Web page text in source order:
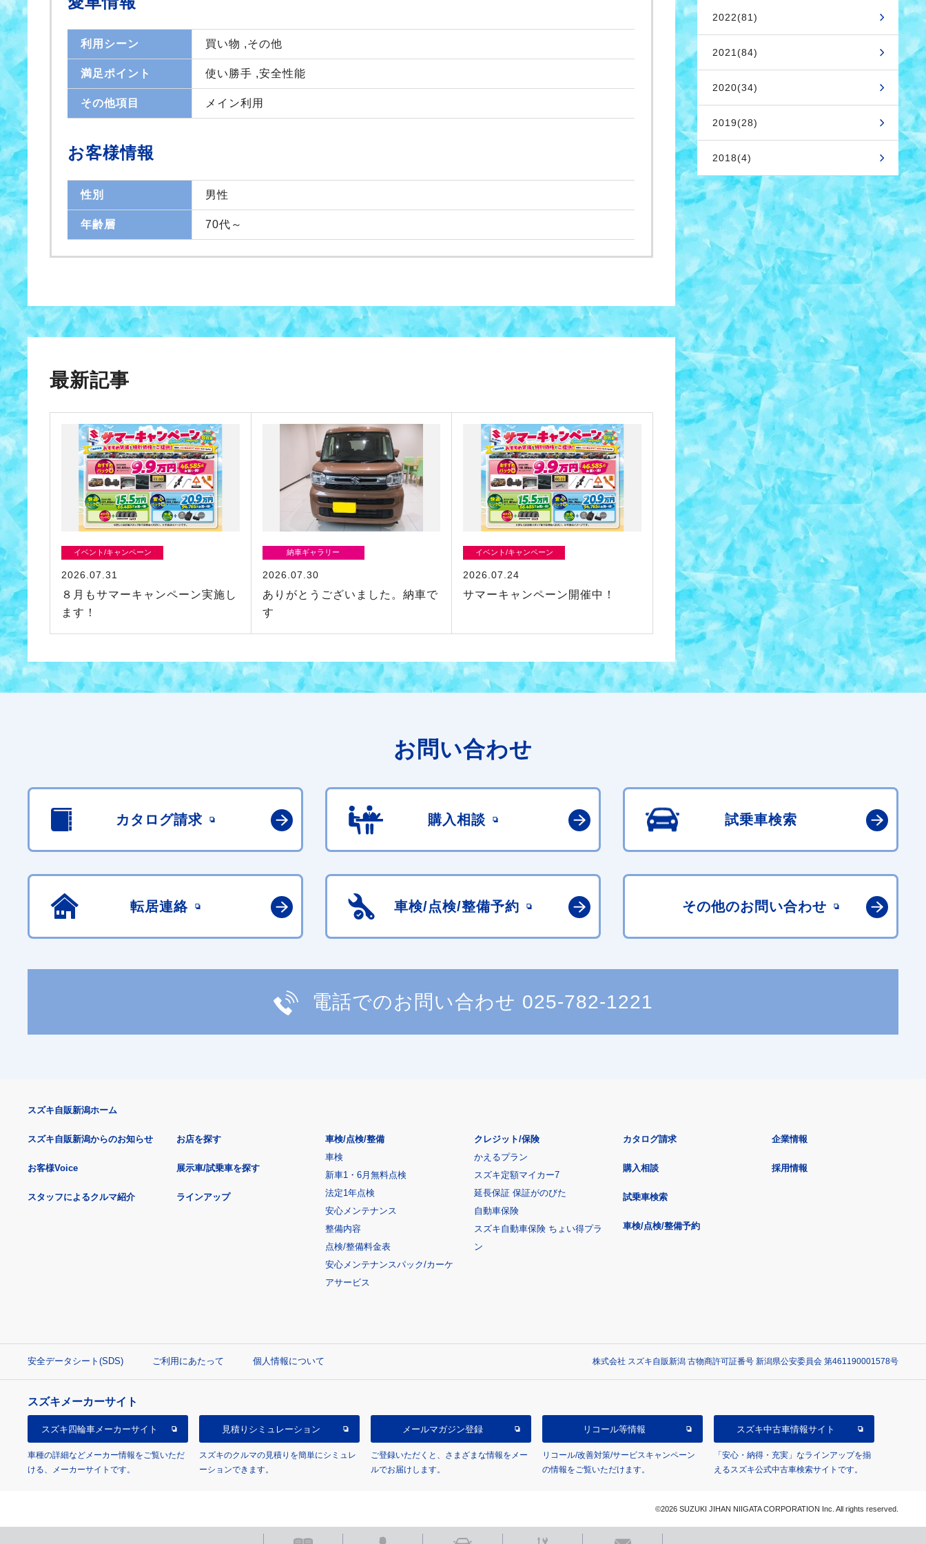
利用シーン 買い物 ,その他
満足ポイント 使い勝手 ,安全性能
その他項目 メイン利用
お客様情報
性別 男性
年齢層 70代～
最新記事
イベント/キャンペーン
2026.07.31
８月もサマーキャンペーン実施し
ます！
納車ギャラリー
2026.07.30
ありがとうございました。納車で
す
イベント/キャンペーン
2026.07.24
サマーキャンペーン開催中！
2022(81)
2021(84)
2020(34)
2019(28)
2018(4)
お問い合わせ
カタログ請求 購入相談 試乗車検索
転居連絡 車検/点検/整備予約 その他のお問い合わせ
電話でのお問い合わせ 025-782-1221
スズキ自販新潟ホーム
スズキ自販新潟からのお知らせ
お客様Voice
スタッフによるクルマ紹介
お店を探す
展示車/試乗車を探す
ラインアップ
車検/点検/整備
車検
新車1・6月無料点検
法定1年点検
安心メンテナンス
整備内容
点検/整備料金表
安心メンテナンスパック/カーケ
アサービス
クレジット/保険
かえるプラン
スズキ定額マイカー7
延長保証 保証がのびた
自動車保険
スズキ自動車保険 ちょい得プラ
ン
カタログ請求
購入相談
試乗車検索
車検/点検/整備予約
企業情報
採用情報
安全データシート(SDS) ご利用にあたって 個人情報について 株式会社 スズキ自販新潟 古物商許可証番号 新潟県公安委員会 第461190001578号
スズキメーカーサイト
スズキ四輪車 メーカーサイト
車種の詳細などメーカー情報をご覧いただ
ける、メーカーサイトです。
見積り シミュレーション
スズキのクルマの見積りを簡単にシミュレ
ーションできます。
メールマガジン登録
ご登録いただくと、さまざまな情報をメー
ルでお届けします。
リコール等情報
リコール/改善対策/サービスキャンペーン
の情報をご覧いただけます。
スズキ中古車情報サイト
「安心・納得・充実」なラインアップを揃
えるスズキ公式中古車検索サイトです。
©2026 SUZUKI JIHAN NIIGATA CORPORATION Inc. All rights reserved.